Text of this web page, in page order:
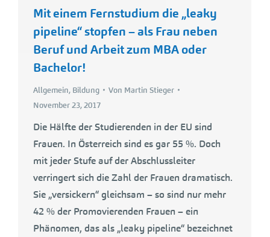
Mit einem Fernstudium die „leaky
pipeline“ stopfen – als Frau neben
Beruf und Arbeit zum MBA oder
Bachelor!
Allgemein, Bildung Von Martin Stieger
November 23, 2017
Die Hälfte der Studierenden in der EU sind
Frauen. In Österreich sind es gar 55 %. Doch
mit jeder Stufe auf der Abschlussleiter
verringert sich die Zahl der Frauen dramatisch.
Sie „versickern“ gleichsam – so sind nur mehr
42 % der Promovierenden Frauen – ein
Phänomen, das als „leaky pipeline“ bezeichnet